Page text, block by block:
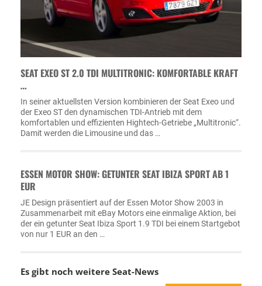
SEAT EXEO ST 2.0 TDI MULTITRONIC: KOMFORTABLE KRAFT
…
In seiner aktuellsten Version kombinieren der Seat Exeo und
der Exeo ST den dynamischen TDI-Antrieb mit dem
komfortablen und effizienten Hightech-Getriebe „Multitronic“.
Damit werden die Limousine und das …
ESSEN MOTOR SHOW: GETUNTER SEAT IBIZA SPORT AB 1
EUR
JE Design präsentiert auf der Essen Motor Show 2003 in
Zusammenarbeit mit eBay Motors eine einmalige Aktion, bei
der ein getunter Seat Ibiza Sport 1.9 TDI bei einem Startgebot
von nur 1 EUR an den …
Es gibt noch weitere Seat-News